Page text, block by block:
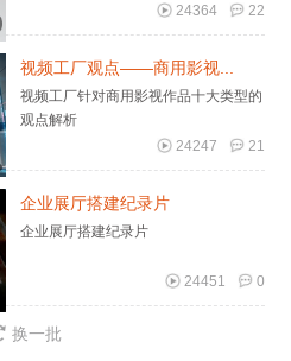
22
24364
视频工厂观点——商用影视...
视频工厂针对商用影视作品十大类型的
观点解析
21
24247
企业展厅搭建纪录片
企业展厅搭建纪录片
0
24451
换一批